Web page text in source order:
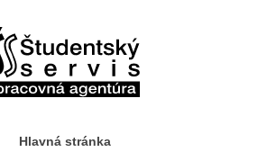
Hlavná stránka